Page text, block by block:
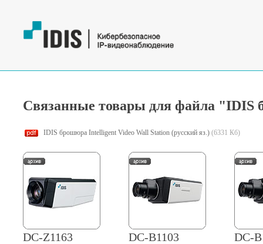
Связанные товары для файла "IDIS
IDIS брошюра Intelligent Video Wall Station (русский яз.) (6331 Кб)
DC-Z1163 DC-B1103 DC-